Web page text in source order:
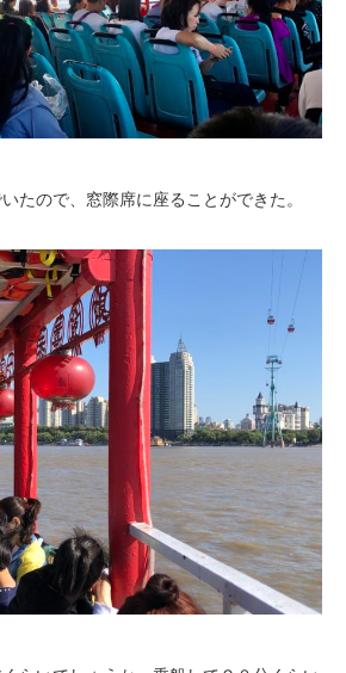
たので、窓際席に座ることができた。